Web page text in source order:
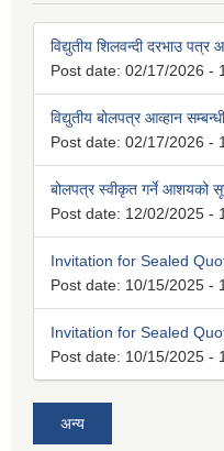
विद्युतीय शिलवन्दी दरभाउ पत्र
Post date: 02/17/2026 -
विद्युतीय बोलपत्र आव्हान
Post date: 02/17/2026 -
बोलपत्र स्वीकृत गर्ने आशयको
Post date: 12/02/2025 -
Invitation for Sealed
Post date: 10/15/2025 -
Invitation for Sealed
Post date: 10/15/2025 -
अन्य